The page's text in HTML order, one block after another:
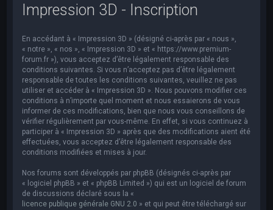
Impression 3D - Inscription
En accédant à « Impression 3D » (désigné ci-après par « nous »,
« notre », « nos », « Impression 3D » et « https://www.premium-
forum.fr »), vous acceptez d’être légalement responsable des
conditions suivantes. Si vous n’acceptez pas d’être légalement
responsable de toutes les conditions suivantes, veuillez ne pas
utiliser et accéder à « Impression 3D ». Nous pouvons modifier ces
conditions à n’importe quel moment et nous essaierons de vous
informer de ces modifications, bien que nous vous conseillons de
vérifier régulièrement par vous-même. En effet, si vous continuez à
participer à « Impression 3D » après que des modifications aient été
effectuées, vous acceptez d’être légalement responsable des
conditions modifiées et mises à jour.
Nos forums sont développés par phpBB (désignés ci-après par
« logiciel phpBB » et « phpBB Limited ») qui est un logiciel de forum
de discussions déclaré sous la «
licence publique générale GNU 2.0 » et qui peut être téléchargé sur